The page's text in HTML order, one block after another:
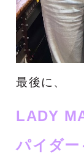
最後に、
LADY
パイダー